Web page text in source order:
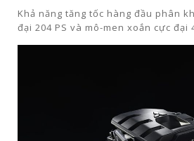
Khả năng tăng tốc hàng đầu phân
đại 204 PS và mô-men xoắn cực đại